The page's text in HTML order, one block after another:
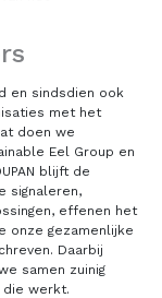
en sindsdien ook
met het
doen we
Eel Group en
blijft de
signaleren,
effenen het
onze gezamenlijke
Daarbij
samen zuinig
die werkt.